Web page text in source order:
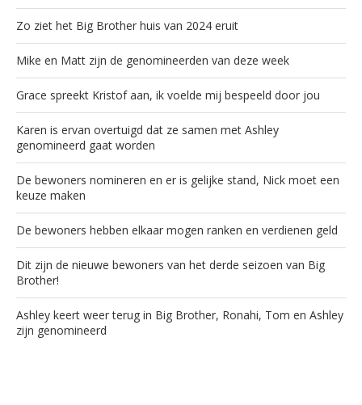
Zo ziet het Big Brother huis van 2024 eruit
Mike en Matt zijn de genomineerden van deze week
Grace spreekt Kristof aan, ik voelde mij bespeeld door jou
Karen is ervan overtuigd dat ze samen met Ashley
genomineerd gaat worden
De bewoners nomineren en er is gelijke stand, Nick moet een
keuze maken
De bewoners hebben elkaar mogen ranken en verdienen geld
Dit zijn de nieuwe bewoners van het derde seizoen van Big
Brother!
Ashley keert weer terug in Big Brother, Ronahi, Tom en Ashley
zijn genomineerd